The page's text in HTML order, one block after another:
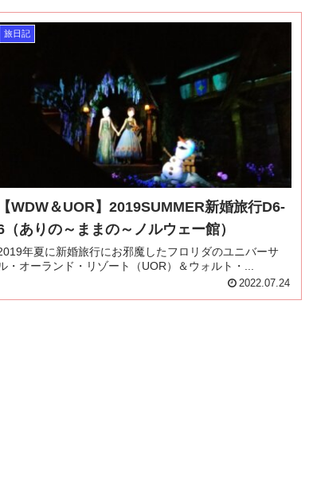
旅日記
【WDW＆UOR】2019SUMMER新婚旅行D6-
（ありの～ままの～ノルウェー館）
年夏に新婚旅行にお邪魔したフロリダのユニバーサ
・オーランド・リゾート（UOR）＆ウォルト・...
2022.07.24